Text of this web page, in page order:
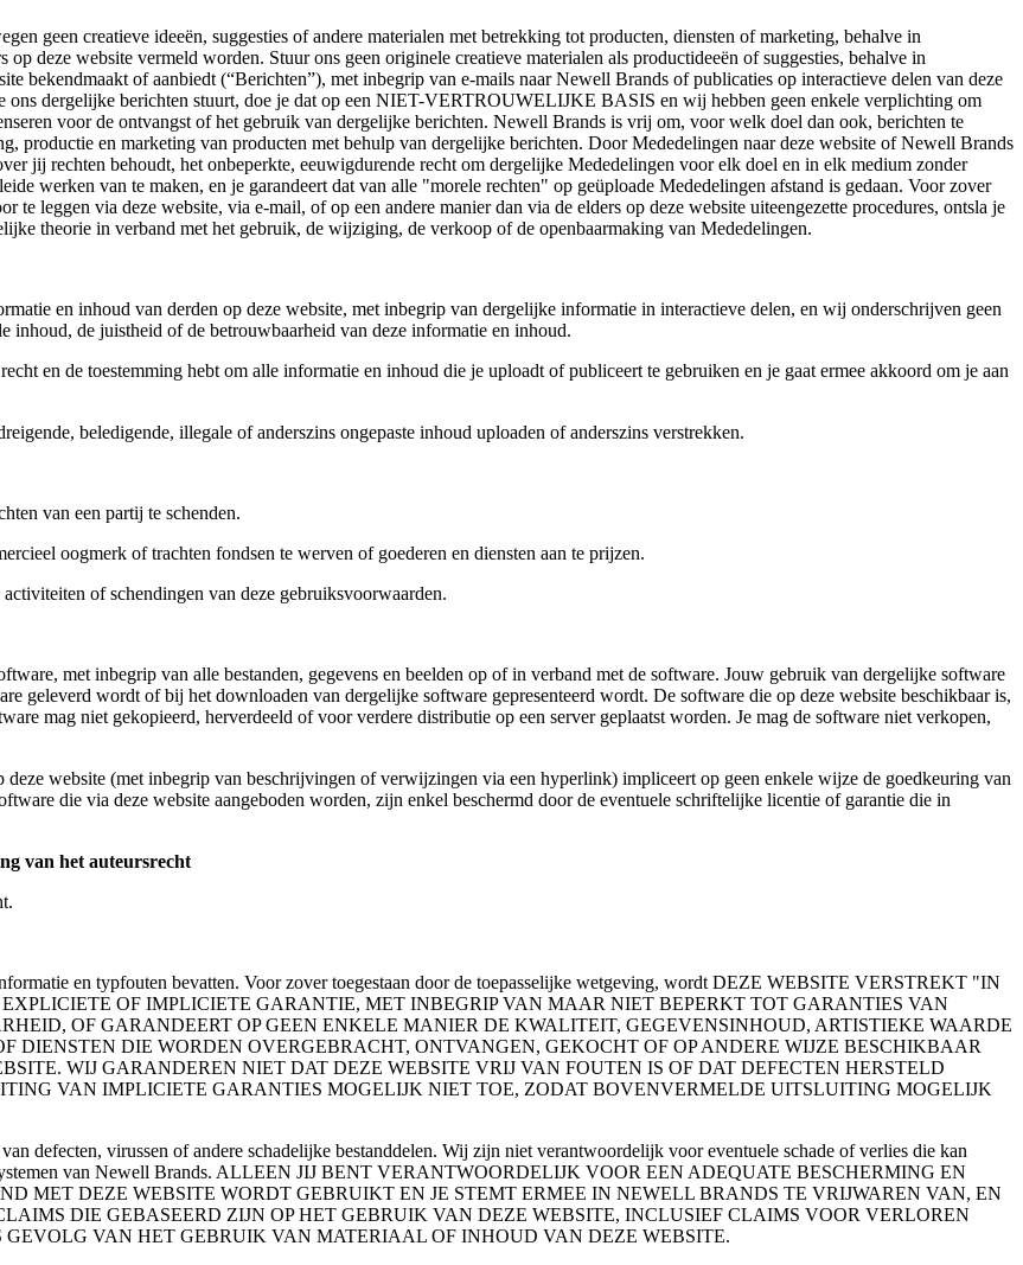
geen creatieve ideeën, suggesties of andere materialen met betrekking tot producten, diensten of marketing, behalve in
deze website vermeld worden. Stuur ons geen originele creatieve materialen als productideeën of suggesties, behalve in
bekendmaakt of aanbiedt (“Berichten”), met inbegrip van e-mails naar Newell Brands of publicaties op interactieve delen van deze
dergelijke berichten stuurt, doe je dat op een NIET-VERTROUWELIJKE BASIS en wij hebben geen enkele verplichting om
voor de ontvangst of het gebruik van dergelijke berichten. Newell Brands is vrij om, voor welk doel dan ook, berichten te
productie en marketing van producten met behulp van dergelijke berichten. Door Mededelingen naar deze website of Newell Brands
jij rechten behoudt, het onbeperkte, eeuwigdurende recht om dergelijke Mededelingen voor elk doel en in elk medium zonder
werken van te maken, en je garandeert dat van alle "morele rechten" op geüploade Mededelingen afstand is gedaan. Voor zover
te leggen via deze website, via e-mail, of op een andere manier dan via de elders op deze website uiteengezette procedures, ontsla je
theorie in verband met het gebruik, de wijziging, de verkoop of de openbaarmaking van Mededelingen.
en inhoud van derden op deze website, met inbegrip van dergelijke informatie in interactieve delen, en wij onderschrijven geen
de juistheid of de betrouwbaarheid van deze informatie en inhoud.
en de toestemming hebt om alle informatie en inhoud die je uploadt of publiceert te gebruiken en je gaat ermee akkoord om je aan
beledigende, illegale of anderszins ongepaste inhoud uploaden of anderszins verstrekken.
van een partij te schenden.
oogmerk of trachten fondsen te werven of goederen en diensten aan te prijzen.
of schendingen van deze gebruiksvoorwaarden.
met inbegrip van alle bestanden, gegevens en beelden op of in verband met de software. Jouw gebruik van dergelijke software
geleverd wordt of bij het downloaden van dergelijke software gepresenteerd wordt. De software die op deze website beschikbaar is,
mag niet gekopieerd, herverdeeld of voor verdere distributie op een server geplaatst worden. Je mag de software niet verkopen,
website (met inbegrip van beschrijvingen of verwijzingen via een hyperlink) impliceert op geen enkele wijze de goedkeuring van
die via deze website aangeboden worden, zijn enkel beschermd door de eventuele schriftelijke licentie of garantie die in
van het auteursrecht
en typfouten bevatten. Voor zover toegestaan door de toepasselijke wetgeving, wordt DEZE WEBSITE VERSTREKT "IN
OF IMPLICIETE GARANTIE, MET INBEGRIP VAN MAAR NIET BEPERKT TOT GARANTIES VAN
OF GARANDEERT OP GEEN ENKELE MANIER DE KWALITEIT, GEGEVENSINHOUD, ARTISTIEKE WAARDE
DIENSTEN DIE WORDEN OVERGEBRACHT, ONTVANGEN, GEKOCHT OF OP ANDERE WIJZE BESCHIKBAAR
WIJ GARANDEREN NIET DAT DEZE WEBSITE VRIJ VAN FOUTEN IS OF DAT DEFECTEN HERSTELD
VAN IMPLICIETE GARANTIES MOGELIJK NIET TOE, ZODAT BOVENVERMELDE UITSLUITING MOGELIJK
defecten, virussen of andere schadelijke bestanddelen. Wij zijn niet verantwoordelijk voor eventuele schade of verlies die kan
van Newell Brands. ALLEEN JIJ BENT VERANTWOORDELIJK VOOR EEN ADEQUATE BESCHERMING EN
MET DEZE WEBSITE WORDT GEBRUIKT EN JE STEMT ERMEE IN NEWELL BRANDS TE VRIJWAREN VAN, EN
DIE GEBASEERD ZIJN OP HET GEBRUIK VAN DEZE WEBSITE, INCLUSIEF CLAIMS VOOR VERLOREN
VAN HET GEBRUIK VAN MATERIAAL OF INHOUD VAN DEZE WEBSITE.